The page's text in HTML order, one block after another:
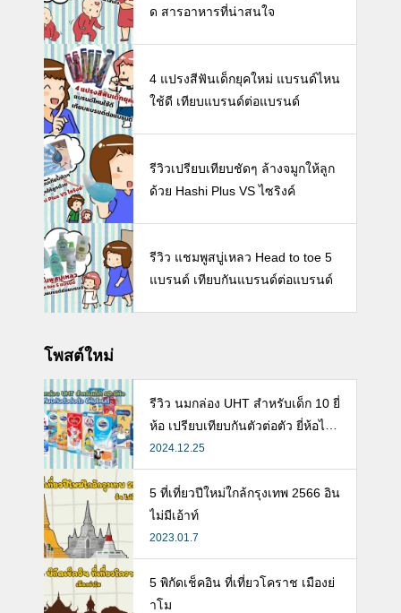
ด สารอาหารที่น่าสนใจ
4 แปรงสีฟันเด็กยุคใหม่ แบรนด์ไหน
ใช้ดี เทียบแบรนด์ต่อแบรนด์
รีวิวเปรียบเทียบชัดๆ ล้างจมูกให้ลูก
ด้วย Hashi Plus VS ไซริงค์
รีวิว แชมพูสบู่เหลว Head to toe 5
แบรนด์ เทียบกันแบรนด์ต่อแบรนด์
โพสต์ใหม่
รีวิว นมกล่อง UHT สำหรับเด็ก 10 ยี่
ห้อ เปรียบเทียบกันตัวต่อตัว ยี่ห้อไห
นดี พร้อมแนะวิธีการเลือกนมกล่องใ
ห้ลูก
2024.12.25
5 ที่เที่ยวปีใหม่ใกล้กรุงเทพ 2566 อิน
ไม่มีเอ้าท์
2023.01.7
5 พิกัดเช็คอิน ที่เที่ยวโคราช เมืองย่
าโม